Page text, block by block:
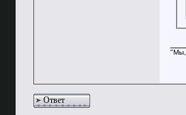
"Мы,
Ответ